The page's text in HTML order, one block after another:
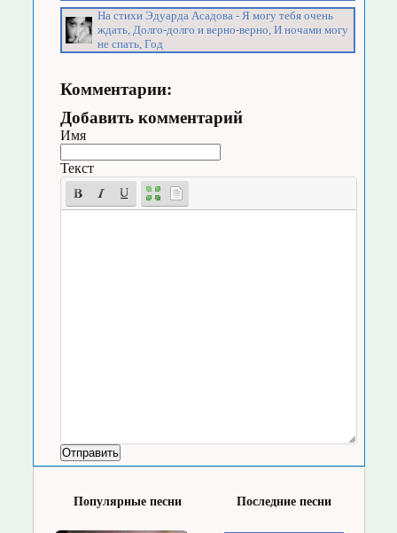
На стихи Эдуарда Асадова - Я могу тебя очень
ждать, Долго-долго и верно-верно, И ночами могу
не спать, Год
Комментарии:
Добавить комментарий
Имя
Текст
Популярные песни Последние песни